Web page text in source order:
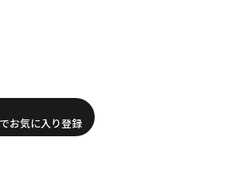
お気に入り登録